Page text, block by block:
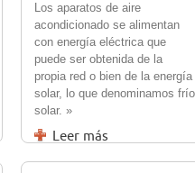
Los aparatos de aire
acondicionado se alimentan
con energía eléctrica que
puede ser obtenida de la
propia red o bien de la energía
solar, lo que denominamos frío
solar. »
Leer más